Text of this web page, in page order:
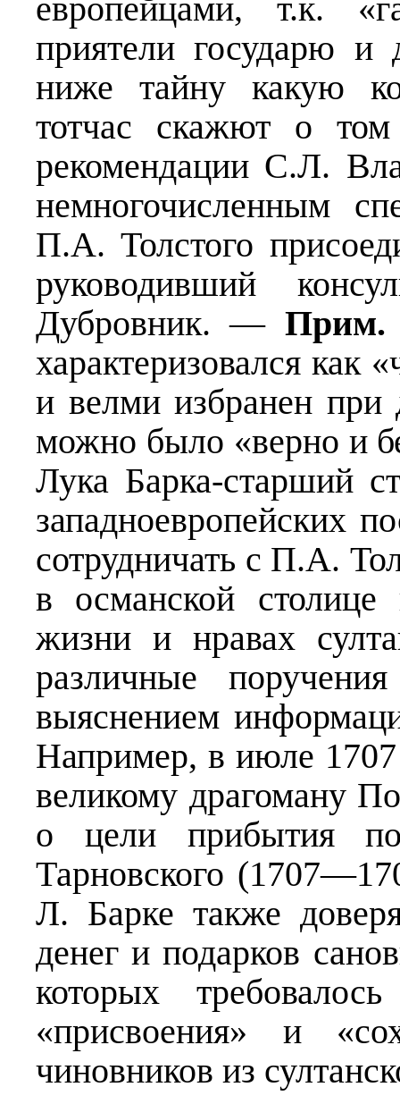
европейцами, т.к.
приятели государю и
ниже тайну какую
тотчас скажют о
рекомендации С.Л.
немногочисленным
П.А. Толстого
руководивший
Дубровник. — Прим.
характеризовался как
и велми избранен при
можно было «верно и
Лука Барка-старший
западноевропейских
сотрудничать с П.А.
в османской
жизни и нравах
различные
выяснением
Например, в июле 1707
великому драгоману
о цели прибытия
Тарновского
Л. Барке также
денег и подарков
которых
«присвоения» и
чиновников из